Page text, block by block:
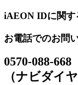
iAEON IDに関す
お電話でのお問
0570-088-668
（ナビダイ